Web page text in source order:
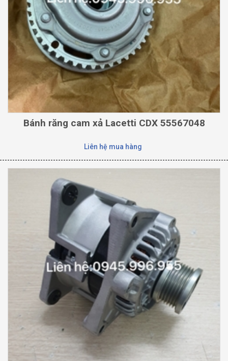
Bánh răng cam xả Lacetti CDX 55567048
Liên hệ mua hàng